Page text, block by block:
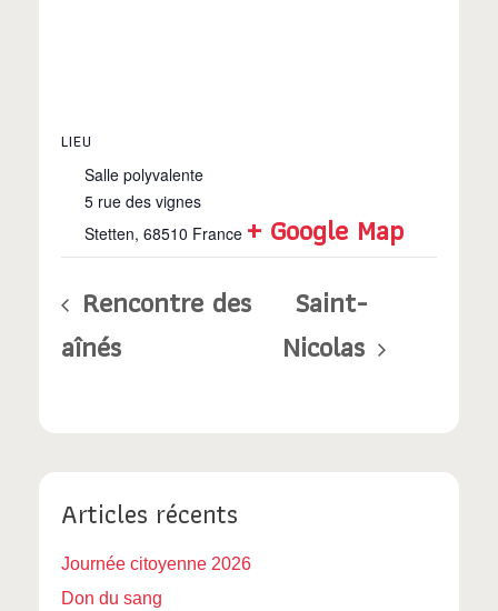
LIEU
Salle polyvalente
5 rue des vignes
Stetten, 68510 France + Google Map
Rencontre des
aînés
Saint-
Nicolas
Articles récents
Journée citoyenne 2026
Don du sang